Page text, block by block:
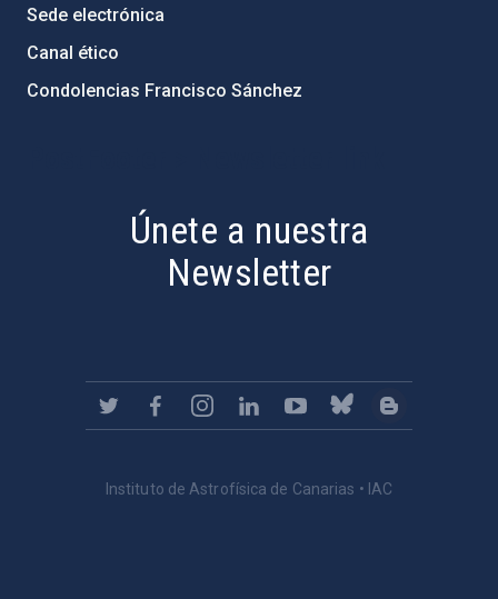
Sede electrónica
Canal ético
Condolencias Francisco Sánchez
Únete a nuestra
Newsletter
Instituto de Astrofísica de Canarias • IAC